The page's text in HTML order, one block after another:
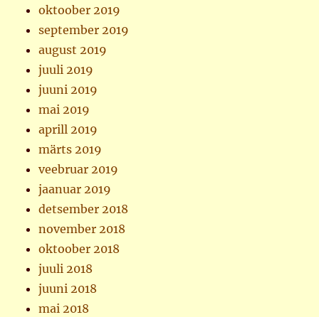
oktoober 2019
september 2019
august 2019
juuli 2019
juuni 2019
mai 2019
aprill 2019
märts 2019
veebruar 2019
jaanuar 2019
detsember 2018
november 2018
oktoober 2018
juuli 2018
juuni 2018
mai 2018